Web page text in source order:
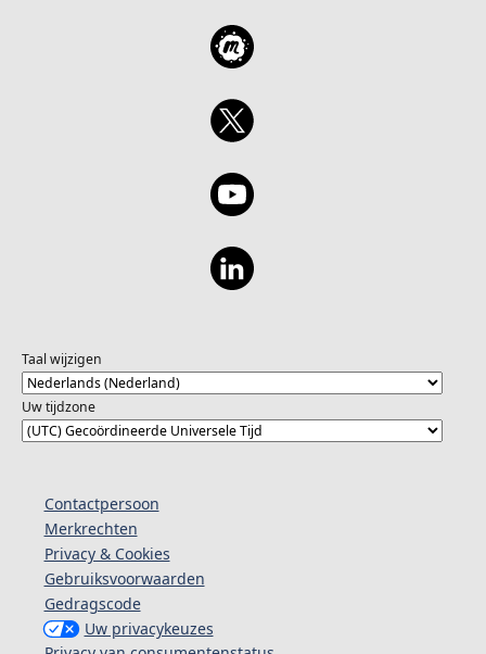
Taal wijzigen
Uw tijdzone
Contactpersoon
Merkrechten
Privacy & Cookies
Gebruiksvoorwaarden
Gedragscode
Uw privacykeuzes